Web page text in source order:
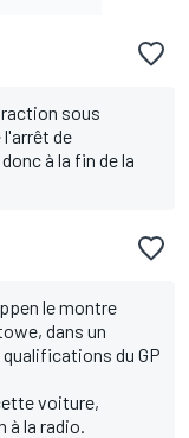
sous
l'arrêt de
à la fin de la
le montre
dans un
du GP
voiture,
à la radio.